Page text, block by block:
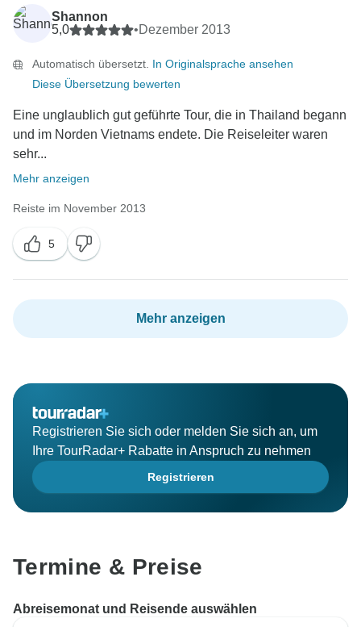
Shannon
5,0
•Dezember 2013
Automatisch übersetzt. In Originalsprache ansehen
Diese Übersetzung bewerten
Eine unglaublich gut geführte Tour, die in Thailand begann
und im Norden Vietnams endete. Die Reiseleiter waren
sehr...
Mehr anzeigen
Reiste im November 2013
5
Mehr anzeigen
Registrieren Sie sich oder melden Sie sich an, um
Ihre TourRadar+ Rabatte in Anspruch zu nehmen
Registrieren
Termine & Preise
Abreisemonat und Reisende auswählen